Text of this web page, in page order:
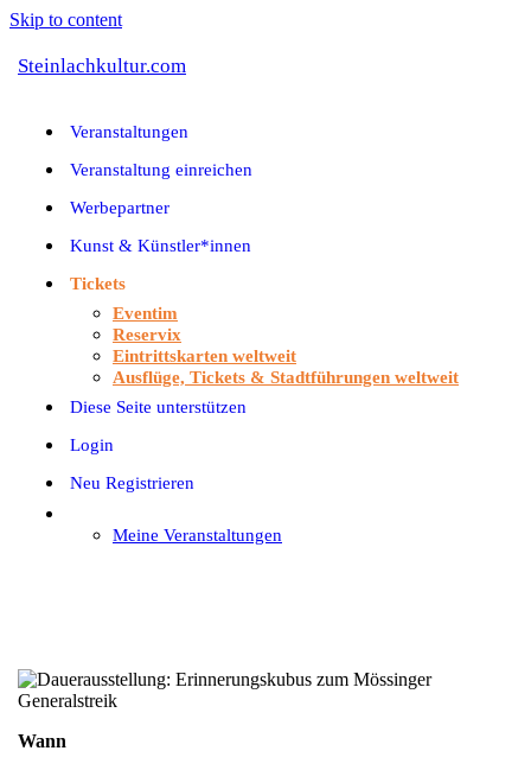
Skip to content
Steinlachkultur.com
Veranstaltungen
Veranstaltung einreichen
Werbepartner
Kunst & Künstler*innen
Tickets
Eventim
Reservix
Eintrittskarten weltweit
Ausflüge, Tickets & Stadtführungen weltweit
Diese Seite unterstützen
Login
Neu Registrieren
Meine Veranstaltungen
Wann